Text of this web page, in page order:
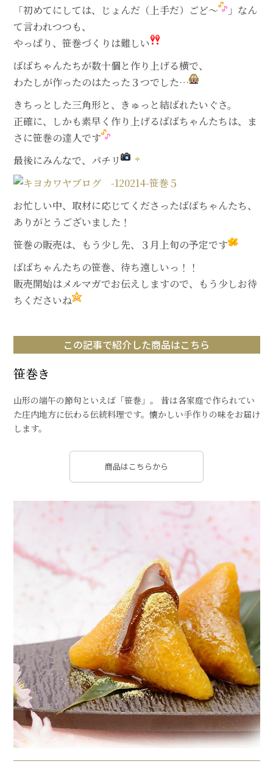
「初めてにしては、じょんだ（上手だ）ごど～
」なん
て言われつつも、
やっぱり、笹巻づくりは難しい
ばばちゃんたちが数十個と作り上げる横で、
わたしが作ったのはたった３つでした…
きちっとした三角形と、きゅっと結ばれたいぐさ。
正確に、しかも素早く作り上げるばばちゃんたちは、ま
さに笹巻の達人です
最後にみんなで、パチリ
お忙しい中、取材に応じてくださったばばちゃんたち、
ありがとうございました！
笹巻の販売は、もう少し先、３月上旬の予定です
ばばちゃんたちの笹巻、待ち遠しいっ！！
販売開始はメルマガでお伝えしますので、もう少しお待
ちくださいね
この記事で紹介した商品はこちら
笹巻き
山形の端午の節句といえば「笹巻」。 昔は各家庭で作られてい
た庄内地方に伝わる伝統料理です。懐かしい手作りの味をお届け
します。
商品はこちらから